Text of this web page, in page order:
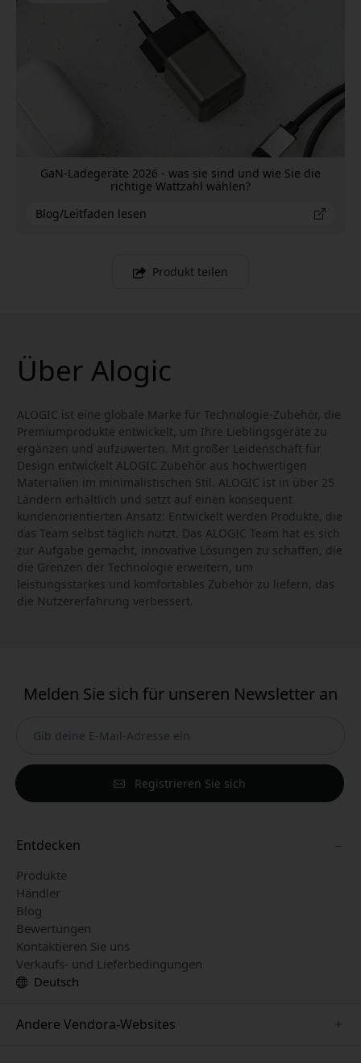
GaN-Ladegeräte 2026 - was sie sind und wie Sie die
richtige Wattzahl wählen?
Blog/Leitfaden lesen
Produkt teilen
Über Alogic
ALOGIC ist eine globale Marke für Technologie-Zubehör, die
Premiumprodukte entwickelt, um Ihre Lieblingsgeräte zu
ergänzen und aufzuwerten. Mit großer Leidenschaft für
Design entwickelt ALOGIC Zubehör aus hochwertigen
Materialien im minimalistischen Stil. ALOGIC ist in über 25
Ländern erhältlich und setzt auf einen konsequent
kundenorientierten Ansatz: Entwickelt werden Produkte, die
das Team selbst täglich nutzt. Das ALOGIC Team hat es sich
zur Aufgabe gemacht, innovative Lösungen zu schaffen, die
die Grenzen der Technologie erweitern, um
leistungsstarkes und komfortables Zubehör zu liefern, das
die Nutzererfahrung verbessert.
Melden Sie sich für unseren Newsletter an
Registrieren Sie sich
Entdecken
Produkte
Händler
Blog
Bewertungen
Kontaktieren Sie uns
Verkaufs- und Lieferbedingungen
Deutsch
Andere Vendora-Websites